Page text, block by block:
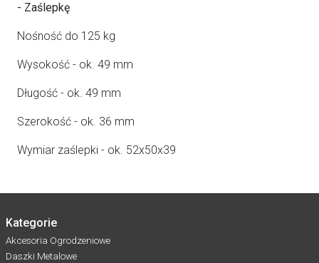
- Zaślepkę
Nośność do 125 kg
Wysokość - ok. 49 mm
Długość - ok. 49 mm
Szerokość - ok. 36 mm
Wymiar zaślepki - ok. 52x50x39
Kategorie
Akcesoria Ogrodzeniowe
Daszki Metalowe